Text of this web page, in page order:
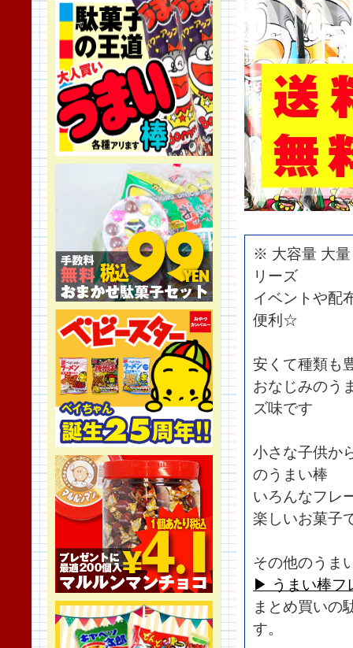
※ 大容量 大量
リーズ
イベントや配
便利☆
安くて種類も
おなじみのう
ズ味です
小さな子供か
のうまい棒
いろんなフレ
楽しいお菓子
その他のうま
▶︎ うまい棒フ
まとめ買いの
す。